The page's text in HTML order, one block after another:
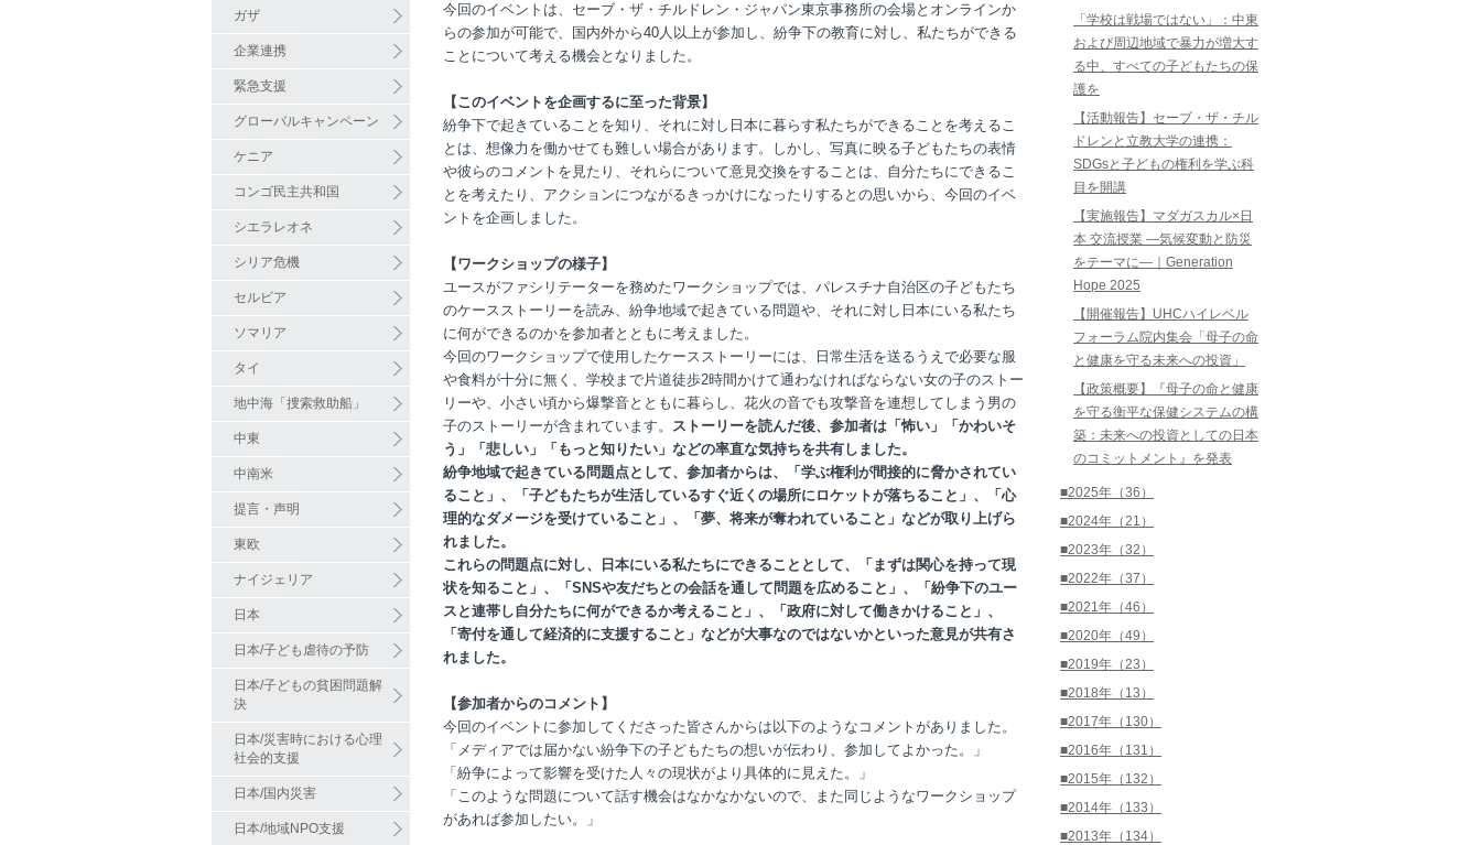
ガザ
企業連携
緊急支援
グローバルキャンペーン
ケニア
コンゴ民主共和国
シエラレオネ
シリア危機
セルビア
ソマリア
タイ
地中海「捜索救助船」
中東
中南米
提言・声明
東欧
ナイジェリア
日本
日本/子ども虐待の予防
日本/子どもの貧困問題解
決
日本/災害時における心理
社会的支援
日本/国内災害
日本/地域NPO支援
今回のイベントは、セーブ・ザ・チルドレン・ジャパン東京事務所の会場とオンラインか
らの参加が可能で、国内外から40人以上が参加し、紛争下の教育に対し、私たちができる
ことについて考える機会となりました。
【このイベントを企画するに至った背景】
紛争下で起きていることを知り、それに対し日本に暮らす私たちができることを考えるこ
とは、想像力を働かせても難しい場合があります。しかし、写真に映る子どもたちの表情
や彼らのコメントを見たり、それらについて意見交換をすることは、自分たちにできるこ
とを考えたり、アクションにつながるきっかけになったりするとの思いから、今回のイベ
ントを企画しました。
【ワークショップの様子】
ユースがファシリテーターを務めたワークショップでは、パレスチナ自治区の子どもたち
のケースストーリーを読み、紛争地域で起きている問題や、それに対し日本にいる私たち
に何ができるのかを参加者とともに考えました。
今回のワークショップで使用したケースストーリーには、日常生活を送るうえで必要な服
や食料が十分に無く、学校まで片道徒歩2時間かけて通わなければならない女の子のストー
リーや、小さい頃から爆撃音とともに暮らし、花火の音でも攻撃音を連想してしまう男の
子のストーリーが含まれています。 ストーリーを読んだ後、参加者は「怖い」「かわいそ
う」「悲しい」「もっと知りたい」などの率直な気持ちを共有しました。
紛争地域で起きている問題点として、参加者からは、「学ぶ権利が間接的に脅かされてい
ること」、「子どもたちが生活しているすぐ近くの場所にロケットが落ちること」、「心
理的なダメージを受けていること」、「夢、将来が奪われていること」などが取り上げら
れました。
これらの問題点に対し、日本にいる私たちにできることとして、「まずは関心を持って現
状を知ること」、「SNSや友だちとの会話を通して問題を広めること」、「紛争下のユー
スと連帯し自分たちに何ができるか考えること」、「政府に対して働きかけること」、
「寄付を通して経済的に支援すること」などが大事なのではないかといった意見が共有さ
れました。
【参加者からのコメント】
今回のイベントに参加してくださった皆さんからは以下のようなコメントがありました。
「メディアでは届かない紛争下の子どもたちの想いが伝わり、参加してよかった。」
「紛争によって影響を受けた人々の現状がより具体的に見えた。」
「このような問題について話す機会はなかなかないので、また同じようなワークショップ
があれば参加したい。」
「学校は戦場ではない」：中東
および周辺地域で暴力が増大す
る中、すべての子どもたちの保
護を
【活動報告】セーブ・ザ・チル
ドレンと立教大学の連携：
SDGsと子どもの権利を学ぶ科
目を開講
【実施報告】マダガスカル×日
本 交流授業 ―気候変動と防災
をテーマに―｜Generation
Hope 2025
【開催報告】UHCハイレベル
フォーラム院内集会「母子の命
と健康を守る未来への投資」
【政策概要】『母子の命と健康
を守る衡平な保健システムの構
築：未来への投資としての日本
のコミットメント』を発表
■2025年（36）
■2024年（21）
■2023年（32）
■2022年（37）
■2021年（46）
■2020年（49）
■2019年（23）
■2018年（13）
■2017年（130）
■2016年（131）
■2015年（132）
■2014年（133）
■2013年（134）